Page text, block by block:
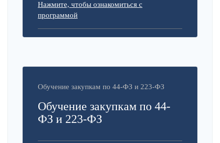
Нажмите, чтобы ознакомиться с
программой
Обучение закупкам по 44-ФЗ и 223-ФЗ
Обучение закупкам по 44-
ФЗ и 223-ФЗ